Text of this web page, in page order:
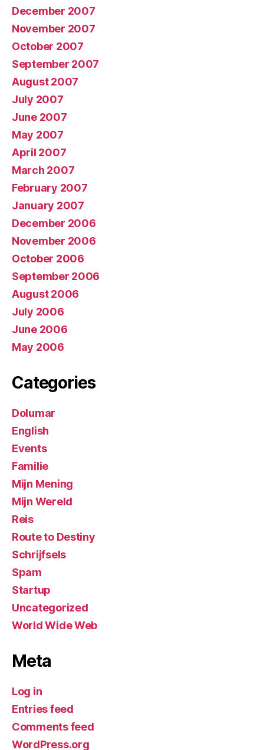
December 2007
November 2007
October 2007
September 2007
August 2007
July 2007
June 2007
May 2007
April 2007
March 2007
February 2007
January 2007
December 2006
November 2006
October 2006
September 2006
August 2006
July 2006
June 2006
May 2006
Categories
Dolumar
English
Events
Familie
Mijn Mening
Mijn Wereld
Reis
Route to Destiny
Schrijfsels
Spam
Startup
Uncategorized
World Wide Web
Meta
Log in
Entries feed
Comments feed
WordPress.org